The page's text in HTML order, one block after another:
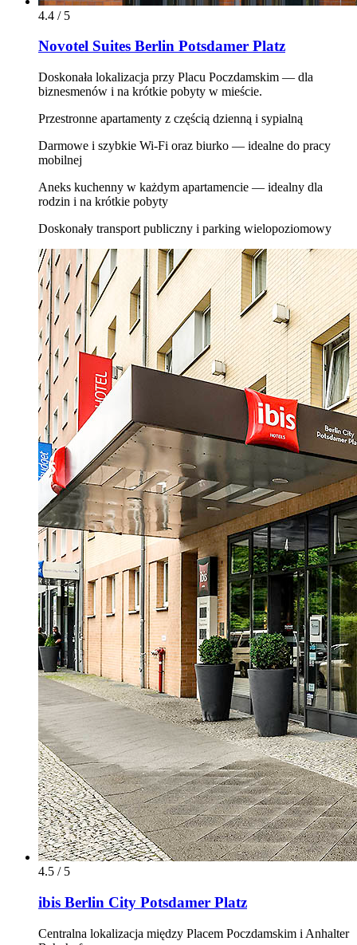
4.4 / 5
Novotel Suites Berlin Potsdamer Platz
Doskonała lokalizacja przy Placu Poczdamskim — dla
biznesmenów i na krótkie pobyty w mieście.
Przestronne apartamenty z częścią dzienną i sypialną
Darmowe i szybkie Wi‑Fi oraz biurko — idealne do pracy
mobilnej
Aneks kuchenny w każdym apartamencie — idealny dla
rodzin i na krótkie pobyty
Doskonały transport publiczny i parking wielopoziomowy
4.5 / 5
ibis Berlin City Potsdamer Platz
Centralna lokalizacja między Placem Poczdamskim i Anhalter